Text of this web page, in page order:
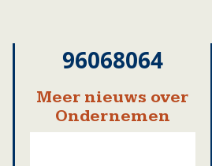
96068064
Meer nieuws over
Ondernemen